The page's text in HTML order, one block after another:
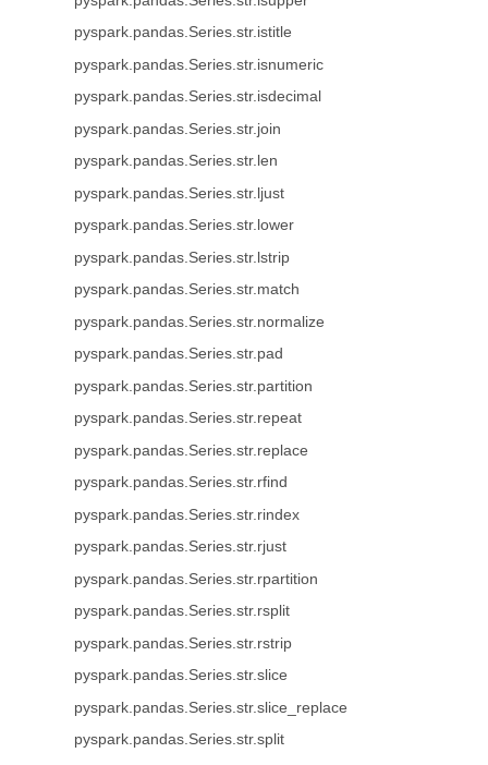
pyspark.pandas.Series.str.istitle
pyspark.pandas.Series.str.isnumeric
pyspark.pandas.Series.str.isdecimal
pyspark.pandas.Series.str.join
pyspark.pandas.Series.str.len
pyspark.pandas.Series.str.ljust
pyspark.pandas.Series.str.lower
pyspark.pandas.Series.str.lstrip
pyspark.pandas.Series.str.match
pyspark.pandas.Series.str.normalize
pyspark.pandas.Series.str.pad
pyspark.pandas.Series.str.partition
pyspark.pandas.Series.str.repeat
pyspark.pandas.Series.str.replace
pyspark.pandas.Series.str.rfind
pyspark.pandas.Series.str.rindex
pyspark.pandas.Series.str.rjust
pyspark.pandas.Series.str.rpartition
pyspark.pandas.Series.str.rsplit
pyspark.pandas.Series.str.rstrip
pyspark.pandas.Series.str.slice
pyspark.pandas.Series.str.slice_replace
pyspark.pandas.Series.str.split